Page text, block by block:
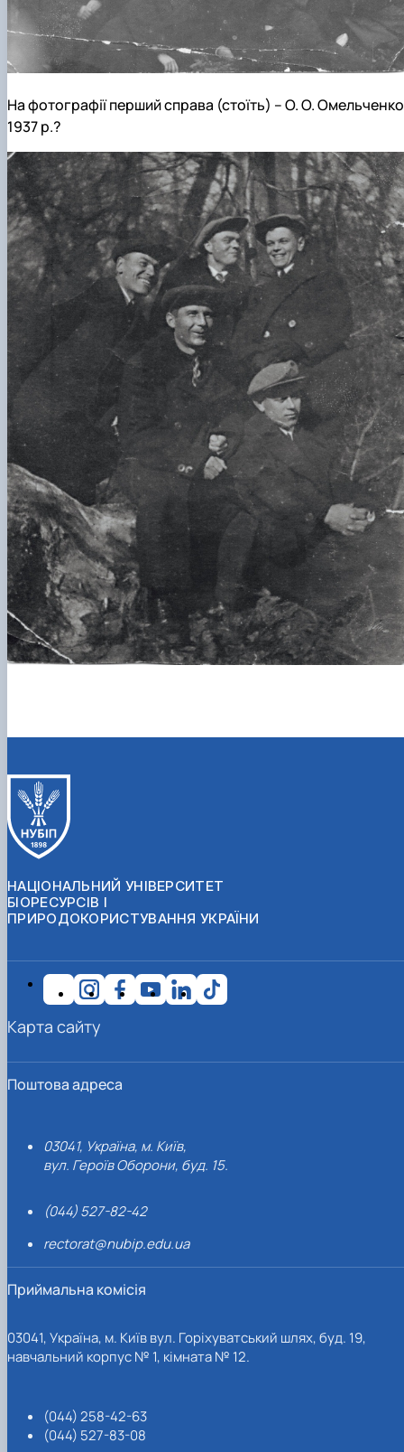
На фотографії перший справа (стоїть) – О. О.
1937 р.?
НАЦІОНАЛЬНИЙ УНІВЕРСИТЕТ
БІОРЕСУРСІВ І
ПРИРОДОКОРИСТУВАННЯ УКРАЇНИ
Поштова адреса
03041, Україна, м. Київ,
вул. Героїв Оборони, буд. 15.
(044) 527-82-42
rectorat@nubip.edu.ua
Приймальна комісія
03041, Україна, м. Київ вул. Горіхуватський шлях, буд. 19,
навчальний корпус № 1, кімната № 12.
(044) 258-42-63
(044) 527-83-08
Карта сайту